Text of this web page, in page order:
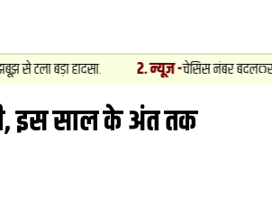
2.न्यूज़ चेसिस नंबर बदलकर वाहनों की
इस साल के अंत तक
वीडियो